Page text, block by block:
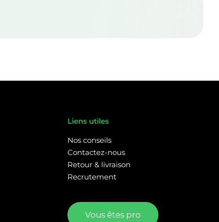
Liens utiles
Nos conseils
Contactez-nous
Retour & livraison
Recrutement
Vous êtes pro